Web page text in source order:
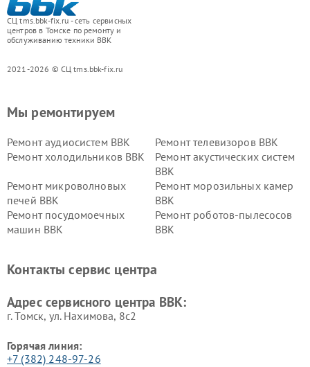
СЦ tms.bbk-fix.ru - сеть сервисных
центров в Томске по ремонту и
обслуживанию техники BBK
2021-2026 © СЦ tms.bbk-fix.ru
Мы ремонтируем
Ремонт аудиосистем BBK
Ремонт телевизоров BBK
Ремонт холодильников BBK
Ремонт акустических систем
BBK
Ремонт микроволновых
печей BBK
Ремонт морозильных камер
BBK
Ремонт посудомоечных
машин BBK
Ремонт роботов-пылесосов
BBK
Ремонт винных шкафов BBK
Контакты сервис центра
Адрес сервисного центра BBK:
г. Томск, ул. Нахимова, 8с2
Горячая линия:
+7 (382) 248-97-26